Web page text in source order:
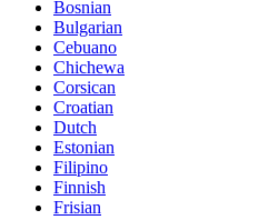
Bosnian
Bulgarian
Cebuano
Chichewa
Corsican
Croatian
Dutch
Estonian
Filipino
Finnish
Frisian